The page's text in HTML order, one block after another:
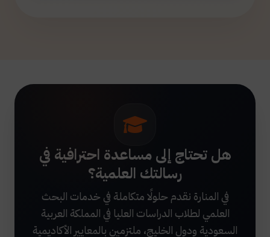
هل تحتاج إلى مساعدة احترافية في
رسالتك العلمية؟
في المنارة نقدم حلولًا متكاملة في خدمات البحث
العلمي لطلاب الدراسات العليا في المملكة العربية
السعودية ودول الخليج، ملتزمين بالمعايير الأكاديمية